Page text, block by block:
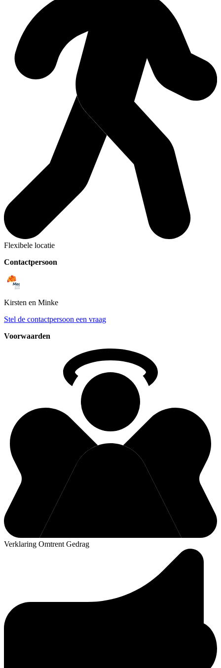
Flexibele locatie
Contactpersoon
Kirsten en Minke
Stel de contactpersoon een vraag
Voorwaarden
Verklaring Omtrent Gedrag